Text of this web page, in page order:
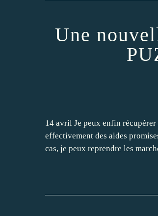
Une
14 avril Je peux enfin
effectivement des aides
cas, je peux reprendre les